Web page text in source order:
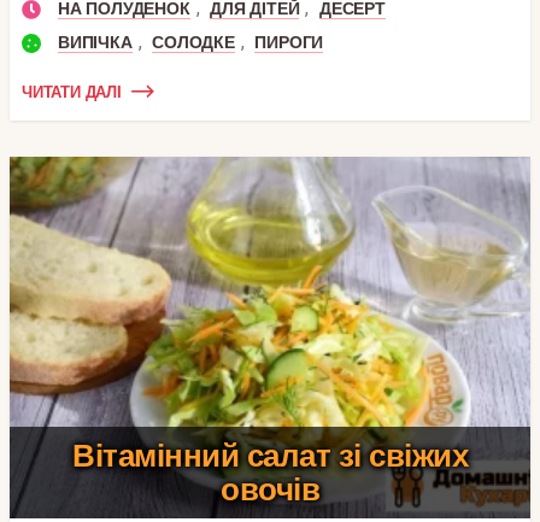
НА ПОЛУДЕНОК , ДЛЯ ДІТЕЙ ,
ДЕСЕРТ
ВИПІЧКА , СОЛОДКЕ , ПИРОГИ
ЧИТАТИ ДАЛІ
Вітамінний салат зі свіжих
овочів